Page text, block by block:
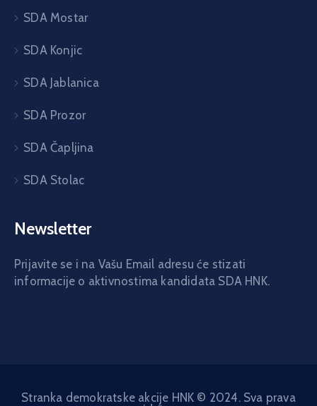
SDA Mostar
SDA Konjic
SDA Jablanica
SDA Prozor
SDA Čapljina
SDA Stolac
Newsletter
Prijavite se i na Vašu Email adresu će stizati
informacije o aktivnostima kandidata SDA HNK.
Stranka demokratske akcije HNK © 2024. Sva prava